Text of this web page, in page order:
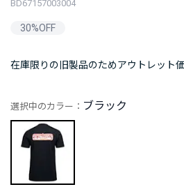
BD67157003004
30%OFF
在庫限りの旧製品のためアウトレット
選択中のカラー： ブラック